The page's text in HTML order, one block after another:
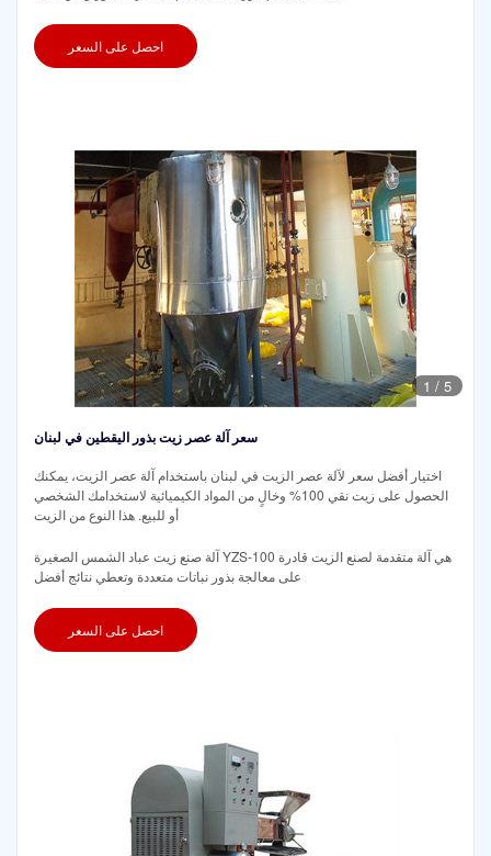
احصل على السعر
1 / 5
سعر آلة عصر زيت بذور اليقطين في لبنان
اختيار أفضل سعر لآلة عصر الزيت في لبنان باستخدام آلة عصر الزيت، يمكنك
الحصول على زيت نقي 100% وخالٍ من المواد الكيميائية لاستخدامك الشخصي
أو للبيع. هذا النوع من الزيت
آلة صنع زيت عباد الشمس الصغيرة YZS-100 هي آلة متقدمة لصنع الزيت قادرة
على معالجة بذور نباتات متعددة وتعطي نتائج أفضل
احصل على السعر